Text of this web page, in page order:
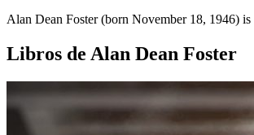
Alan Dean Foster (born November 18, 1946)
Libros de Alan Dean Foster